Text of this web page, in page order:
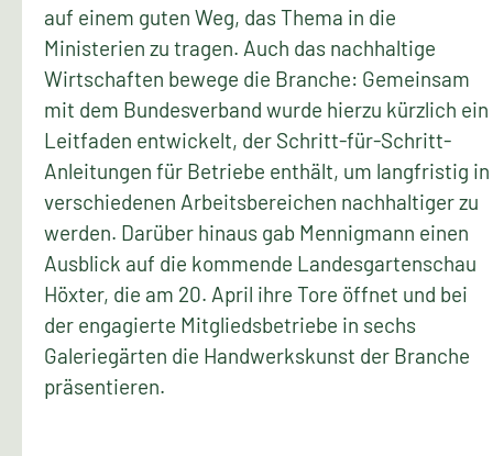
auf einem guten Weg, das Thema in die
Ministerien zu tragen. Auch das nachhaltige
Wirtschaften bewege die Branche: Gemeinsam
mit dem Bundesverband wurde hierzu kürzlich ein
Leitfaden entwickelt, der Schritt-für-Schritt-
Anleitungen für Betriebe enthält, um langfristig in
verschiedenen Arbeitsbereichen nachhaltiger zu
werden. Darüber hinaus gab Mennigmann einen
Ausblick auf die kommende Landesgartenschau
Höxter, die am 20. April ihre Tore öffnet und bei
der engagierte Mitgliedsbetriebe in sechs
Galeriegärten die Handwerkskunst der Branche
präsentieren.